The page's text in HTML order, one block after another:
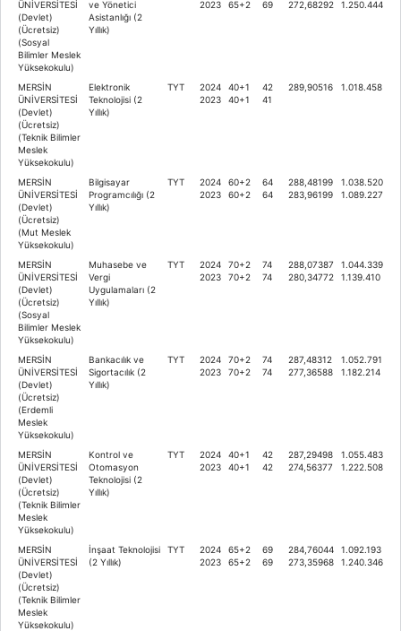
ÜNİVERSİTESİ
(Devlet)
(Ücretsiz)
(Sosyal
Bilimler Meslek
Yüksekokulu)
ve Yönetici
Asistanlığı (2
Yıllık)
2023 65+2 69 272,68292 1.250.444
MERSİN
ÜNİVERSİTESİ
(Devlet)
(Ücretsiz)
(Teknik Bilimler
Meslek
Yüksekokulu)
Elektronik
Teknolojisi (2
Yıllık)
TYT
2024
2023
40+1
40+1
42
41
289,90516 1.018.458
MERSİN
ÜNİVERSİTESİ
(Devlet)
(Ücretsiz)
(Mut Meslek
Yüksekokulu)
Bilgisayar
Programcılığı (2
Yıllık)
TYT
2024
2023
60+2
60+2
64
64
288,48199
283,96199
1.038.520
1.089.227
MERSİN
ÜNİVERSİTESİ
(Devlet)
(Ücretsiz)
(Sosyal
Bilimler Meslek
Yüksekokulu)
Muhasebe ve
Vergi
Uygulamaları (2
Yıllık)
TYT
2024
2023
70+2
70+2
74
74
288,07387
280,34772
1.044.339
1.139.410
MERSİN
ÜNİVERSİTESİ
(Devlet)
(Ücretsiz)
(Erdemli
Meslek
Yüksekokulu)
Bankacılık ve
Sigortacılık (2
Yıllık)
TYT
2024
2023
70+2
70+2
74
74
287,48312
277,36588
1.052.791
1.182.214
MERSİN
ÜNİVERSİTESİ
(Devlet)
(Ücretsiz)
(Teknik Bilimler
Meslek
Yüksekokulu)
Kontrol ve
Otomasyon
Teknolojisi (2
Yıllık)
TYT
2024
2023
40+1
40+1
42
42
287,29498
274,56377
1.055.483
1.222.508
MERSİN
ÜNİVERSİTESİ
(Devlet)
(Ücretsiz)
(Teknik Bilimler
Meslek
Yüksekokulu)
İnşaat Teknolojisi
(2 Yıllık)
TYT
2024
2023
65+2
65+2
69
69
284,76044
273,35968
1.092.193
1.240.346